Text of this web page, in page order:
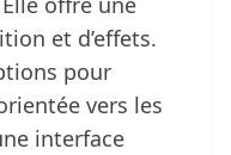
et d’effets.
pour
vers les
interface